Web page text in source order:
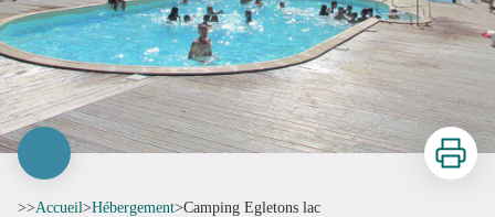
Imprimer
>>Accueil>Hébergement>Camping Egletons lac